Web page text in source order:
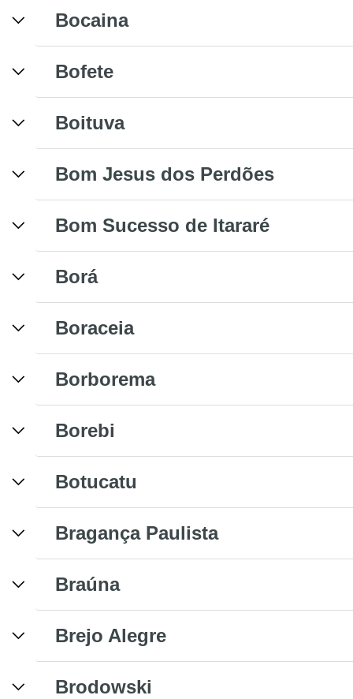
Bocaina
Bofete
Boituva
Bom Jesus dos Perdões
Bom Sucesso de Itararé
Borá
Boraceia
Borborema
Borebi
Botucatu
Bragança Paulista
Braúna
Brejo Alegre
Brodowski